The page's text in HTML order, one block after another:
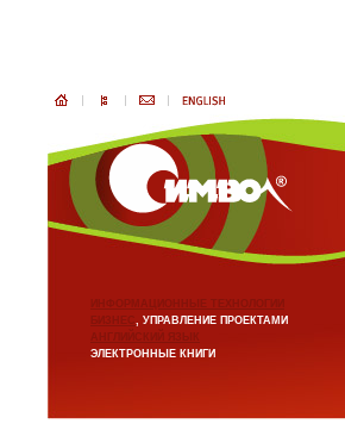
ИНФОРМАЦИОННЫЕ ТЕХНОЛОГИИ
БИЗНЕС, УПРАВЛЕНИЕ ПРОЕКТАМИ
АНГЛИЙСКИЙ ЯЗЫК
ЭЛЕКТРОННЫЕ КНИГИ